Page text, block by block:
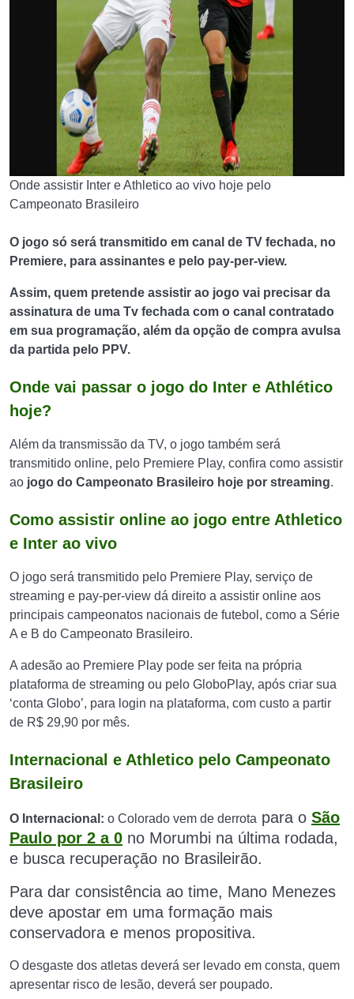
Onde assistir Inter e Athletico ao vivo hoje pelo
Campeonato Brasileiro
O jogo só será transmitido em canal de TV fechada, no
Premiere, para assinantes e pelo pay-per-view.
Assim, quem pretende assistir ao jogo vai precisar da
assinatura de uma Tv fechada com o canal contratado
em sua programação, além da opção de compra avulsa
da partida pelo PPV.
Onde vai passar o jogo do Inter e Athlético
hoje?
Além da transmissão da TV, o jogo também será
transmitido online, pelo Premiere Play, confira como assistir
ao jogo do Campeonato Brasileiro hoje por streaming.
Como assistir online ao jogo entre Athletico
e Inter ao vivo
O jogo será transmitido pelo Premiere Play, serviço de
streaming e pay-per-view dá direito a assistir online aos
principais campeonatos nacionais de futebol, como a Série
A e B do Campeonato Brasileiro.
A adesão ao Premiere Play pode ser feita na própria
plataforma de streaming ou pelo GloboPlay, após criar sua
‘conta Globo’, para login na plataforma, com custo a partir
de R$ 29,90 por mês.
Internacional e Athletico pelo Campeonato
Brasileiro
O Internacional: o Colorado vem de derrota para o São
Paulo por 2 a 0 no Morumbi na última rodada,
e busca recuperação no Brasileirão.
Para dar consistência ao time, Mano Menezes
deve apostar em uma formação mais
conservadora e menos propositiva.
O desgaste dos atletas deverá ser levado em consta, quem
apresentar risco de lesão, deverá ser poupado.